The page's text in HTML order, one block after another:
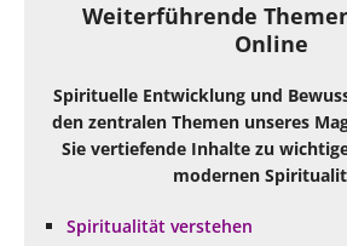
Weiterführende
Online
Spirituelle Entwicklung und
den zentralen Themen unseres
Sie vertiefende Inhalte zu
modernen
Spiritualität verstehen